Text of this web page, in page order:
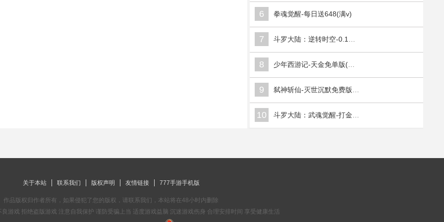
6 拳魂觉醒-每日送648(满v)
7
8
9
10
关于本站 联系我们 版权声明 友情链接 777手游手机版
作品版权归作者所有，如果侵犯了您的版权，请联系我们，本站将在48小时内删除
游戏 拒绝盗版游戏 注意自我保护 谨防受骗上当 适度游戏益脑 沉迷游戏伤身 合理安排时间 享受健康生活